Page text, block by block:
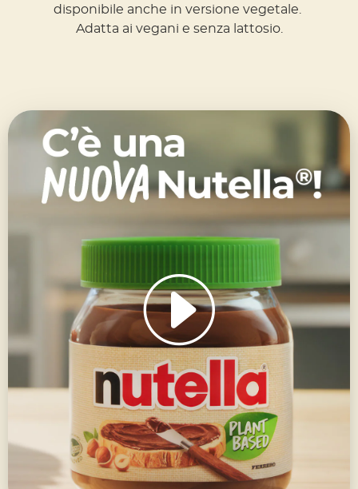
disponibile anche in versione vegetale.
Adatta ai vegani e senza lattosio.